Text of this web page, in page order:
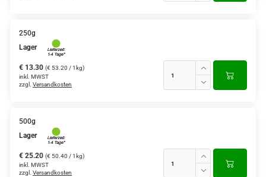
Aromatisierter Grüntee
Aromatisierter Schwarztee
Früchtetee
250g
Lager
€ 13.30 (€ 53.20 / 1kg)
inkl. MWST
zzgl. Versandkosten
500g
Lager
€ 25.20 (€ 50.40 / 1kg)
inkl. MWST
zzgl. Versandkosten